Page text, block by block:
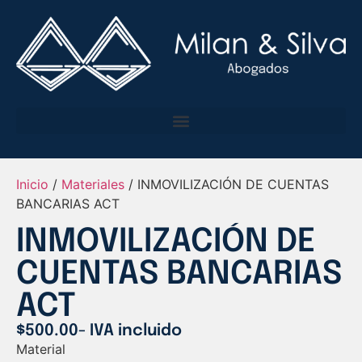
Inicio / Materiales / INMOVILIZACIÓN DE CUENTAS
BANCARIAS ACT
INMOVILIZACIÓN DE
CUENTAS BANCARIAS
ACT
$500.00- IVA incluido
Material